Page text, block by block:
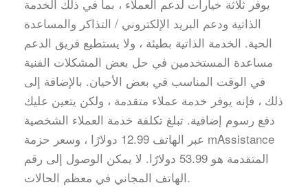
يوفر ثلاثة خيارات لدعم العملاء ، بما في ذلك الخدمة
الذاتية ودعم البريد الإلكتروني / التذاكر والمساعدة
الحية. الخدمة الذاتية بطيئة ، ولا يستطيع فريق الدعم
مساعدة المستخدمين في حل بعض المشكلات الفنية
في الوقت المناسب في بعض الأحيان. بالإضافة إلى
ذلك ، فإنه يوفر خدمة عملاء متقدمة ، ولكن يتعين عليك
دفع رسوم إضافية. تبلغ تكلفة خدمة العملاء الشخصية
عبر الهاتف 12.99 دولارًا ، وسعر حزمة mAssistance
المتقدمة هو 53.99 دولارًا. لا يمكن الوصول إلى رقم
الهاتف المجاني في معظم الحالات.